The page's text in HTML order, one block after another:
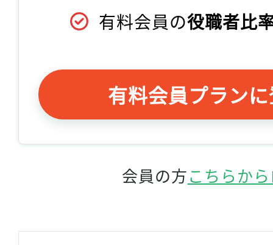
有料会員の役職者比
有料会員プラン
会員の方こちらか